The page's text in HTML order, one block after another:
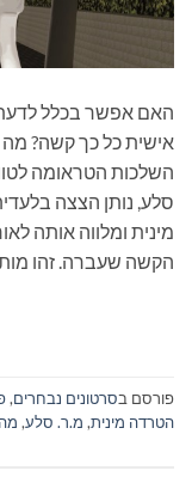
האם אפשר בכלל
אישית כל כך קשה?
השלכות הטראומה
סלע, נותן הצצה
מינית ומלווה אותה
הקשה שעברה. זהו
פורסם בסרטונים נבחרים,
הטרדה מינית, מ.ר. סלע,